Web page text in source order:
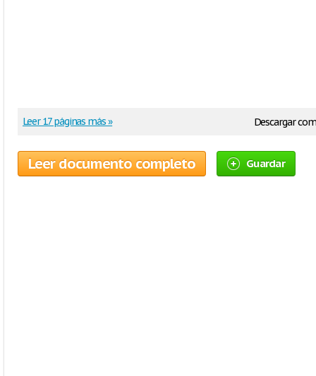
Descargar
Leer 17 páginas más »
Leer documento completo Guardar